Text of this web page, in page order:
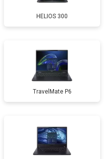
от 3990 ₽ Заказать
HELIOS 300
TravelMate P6